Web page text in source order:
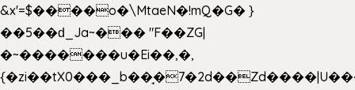
&x'=$����o�\MtaeN�!mQ�G� }
��5��ԁ_Ja~��� "F��ZG|
�~�������u�Ei��,�,